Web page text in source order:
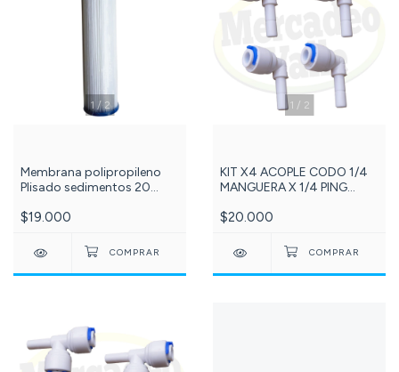
1/2
Membrana polipropileno
Plisado sedimentos 20
099-
$19.000
1 / 2
KIT X4 ACOPLE CODO 1/4
MANGUERA X 1/4 PING
$20.000